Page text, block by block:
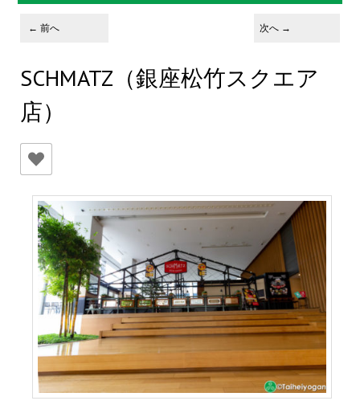
投稿ナビゲーション
← 前へ 次へ →
SCHMATZ（銀座松竹スクエア
店）